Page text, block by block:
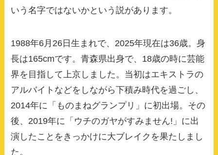
いう名字ではないかという説があります。
1988年6月26日生まれで、2025年現在は36歳。身
長は165cmです。青森県出身で、18歳の時に芸能
界を目指して上京しました。当初はエキストラの
アルバイトなどをしながら下積み時代を過ごし、
2014年に「ものまねグランプリ」に初出場。その
後、2019年に「ウチのガヤがすみません!」に出
演したことをきっかけに大ブレイクを果たしまし
た。